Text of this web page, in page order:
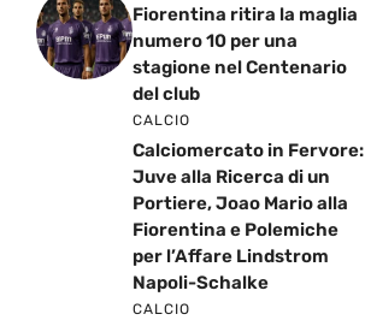
Fiorentina ritira la maglia
numero 10 per una
stagione nel Centenario
del club
CALCIO
Calciomercato in Fervore:
Juve alla Ricerca di un
Portiere, Joao Mario alla
Fiorentina e Polemiche
per l’Affare Lindstrom
Napoli-Schalke
CALCIO